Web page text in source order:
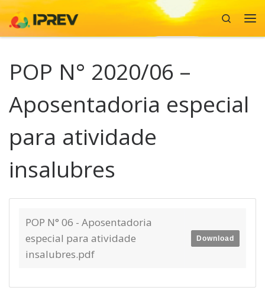
Skip to content
Search
POP N° 2020/06 –
Aposentadoria especial
para atividade
insalubres
POP N° 06 - Aposentadoria
especial para atividade
insalubres.pdf
Download